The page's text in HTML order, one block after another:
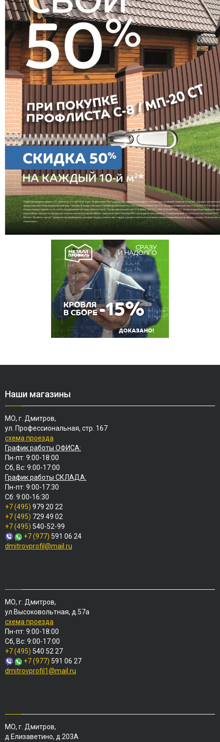
Наши магазины
МО, г. Дмитров,
ул. Профессиональная, стр. 167
схема проезда
График работы ОФИСА:
Пн-пт: 9:00-18:00
Сб, Вс: 9:00-17:00
График работы СКЛАДА:
Пн-пт: 9:00-17:30
Сб: 9:00-16:30
+7 (495) 979 20 22
+7 (495) 729 49 02
+7 (495) 540-52-99
+7 (977) 591 06 24
dmitrovprofil@mail.ru
МО, г. Дмитров,
ул.Высоковольтная, д.57а
схема проезда
Пн-пт: 9:00-18:00
Сб, Вс: 9:00-17:00
+7 (495) 540 52 27
+7 (977) 591 06 27
dmitrovprofil1@mail.ru
МО, г. Дмитров,
д.Елизаветино, д.203А